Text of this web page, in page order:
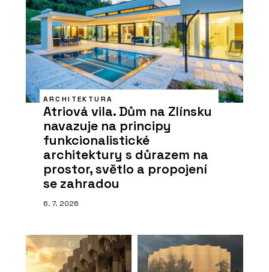
ARCHITEKTURA
Atriová vila. Dům na Zlínsku
navazuje na principy
funkcionalistické
architektury s důrazem na
prostor, světlo a propojení
se zahradou
6. 7. 2026